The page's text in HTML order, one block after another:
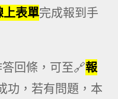
上表單完成報到手
回條，可至🔗報
功，若有問題，本